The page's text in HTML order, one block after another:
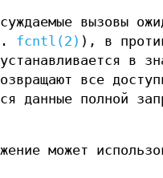
вызовы
fcntl(2) ), в
устанавливается в
все
данные полной
может